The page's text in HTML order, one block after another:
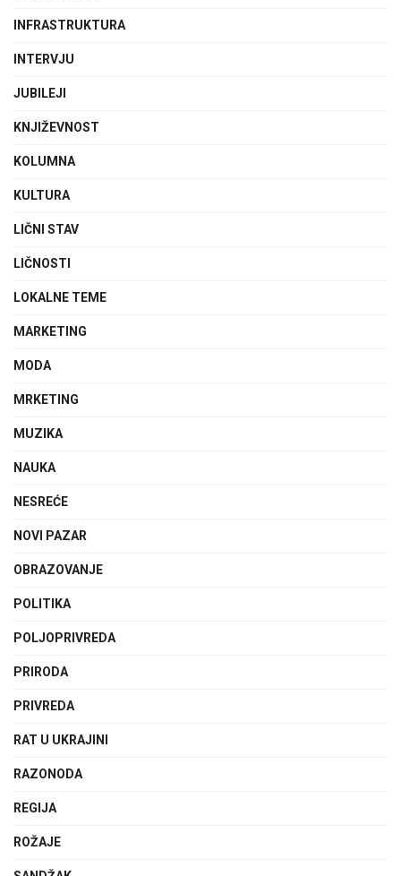
INFRASTRUKTURA
INTERVJU
JUBILEJI
KNJIŽEVNOST
KOLUMNA
KULTURA
LIČNI STAV
LIČNOSTI
LOKALNE TEME
MARKETING
MODA
MRKETING
MUZIKA
NAUKA
NESREĆE
NOVI PAZAR
OBRAZOVANJE
POLITIKA
POLJOPRIVREDA
PRIRODA
PRIVREDA
RAT U UKRAJINI
RAZONODA
REGIJA
ROŽAJE